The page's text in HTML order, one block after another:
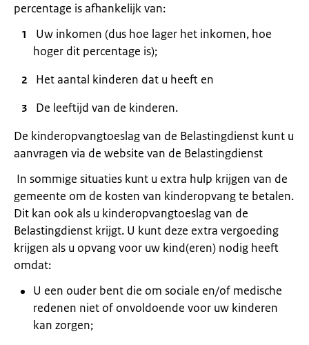
percentage is afhankelijk van:
Uw inkomen (dus hoe lager het inkomen, hoe
hoger dit percentage is);
Het aantal kinderen dat u heeft en
De leeftijd van de kinderen.
De kinderopvangtoeslag van de Belastingdienst kunt u
aanvragen via de website van de Belastingdienst
In sommige situaties kunt u extra hulp krijgen van de
gemeente om de kosten van kinderopvang te betalen.
Dit kan ook als u kinderopvangtoeslag van de
Belastingdienst krijgt. U kunt deze extra vergoeding
krijgen als u opvang voor uw kind(eren) nodig heeft
omdat:
U een ouder bent die om sociale en/of medische
redenen niet of onvoldoende voor uw kinderen
kan zorgen;